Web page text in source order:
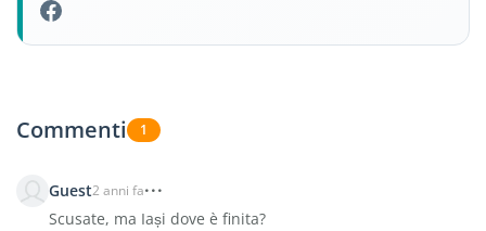
Commenti 1
Guest2 anni fa
Scusate, ma Iași dove è finita?